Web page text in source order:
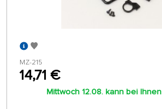
MZ-215
14,71 €
Mittwoch 12.08. kann bei